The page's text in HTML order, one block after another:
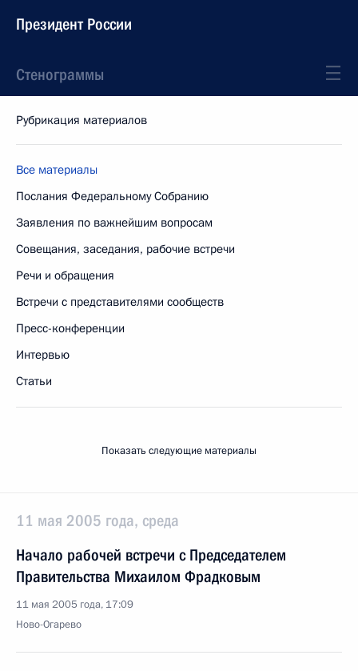
Президент России
Стенограммы
Рубрикация материалов
Все материалы
Послания Федеральному Собранию
Заявления по важнейшим вопросам
Совещания, заседания, рабочие встречи
Речи и обращения
Встречи с представителями сообществ
Пресс-конференции
Интервью
Статьи
Показать следующие материалы
11 мая 2005 года, среда
Начало рабочей встречи с Председателем
Правительства Михаилом Фрадковым
11 мая 2005 года, 17:09
Ново-Огарево